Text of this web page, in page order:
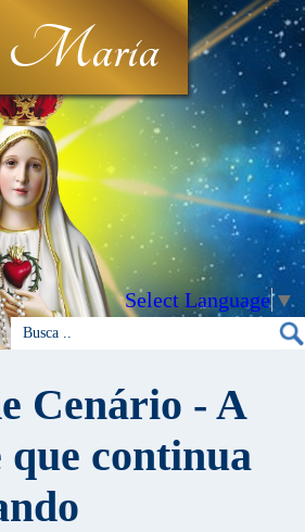
Maria
Select Language▼
Cenário - A
que continua